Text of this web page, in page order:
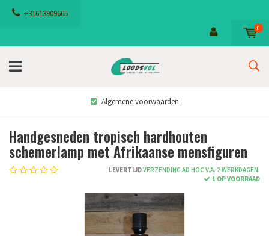
+31613909665
0
Algemene voorwaarden
Handgesneden tropisch hardhouten
schemerlamp met Afrikaanse mensfiguren
LEVERTIJDVERZENDING AD HOC V.A. 2 WERKDAGEN.
1 OP VOORRAAD